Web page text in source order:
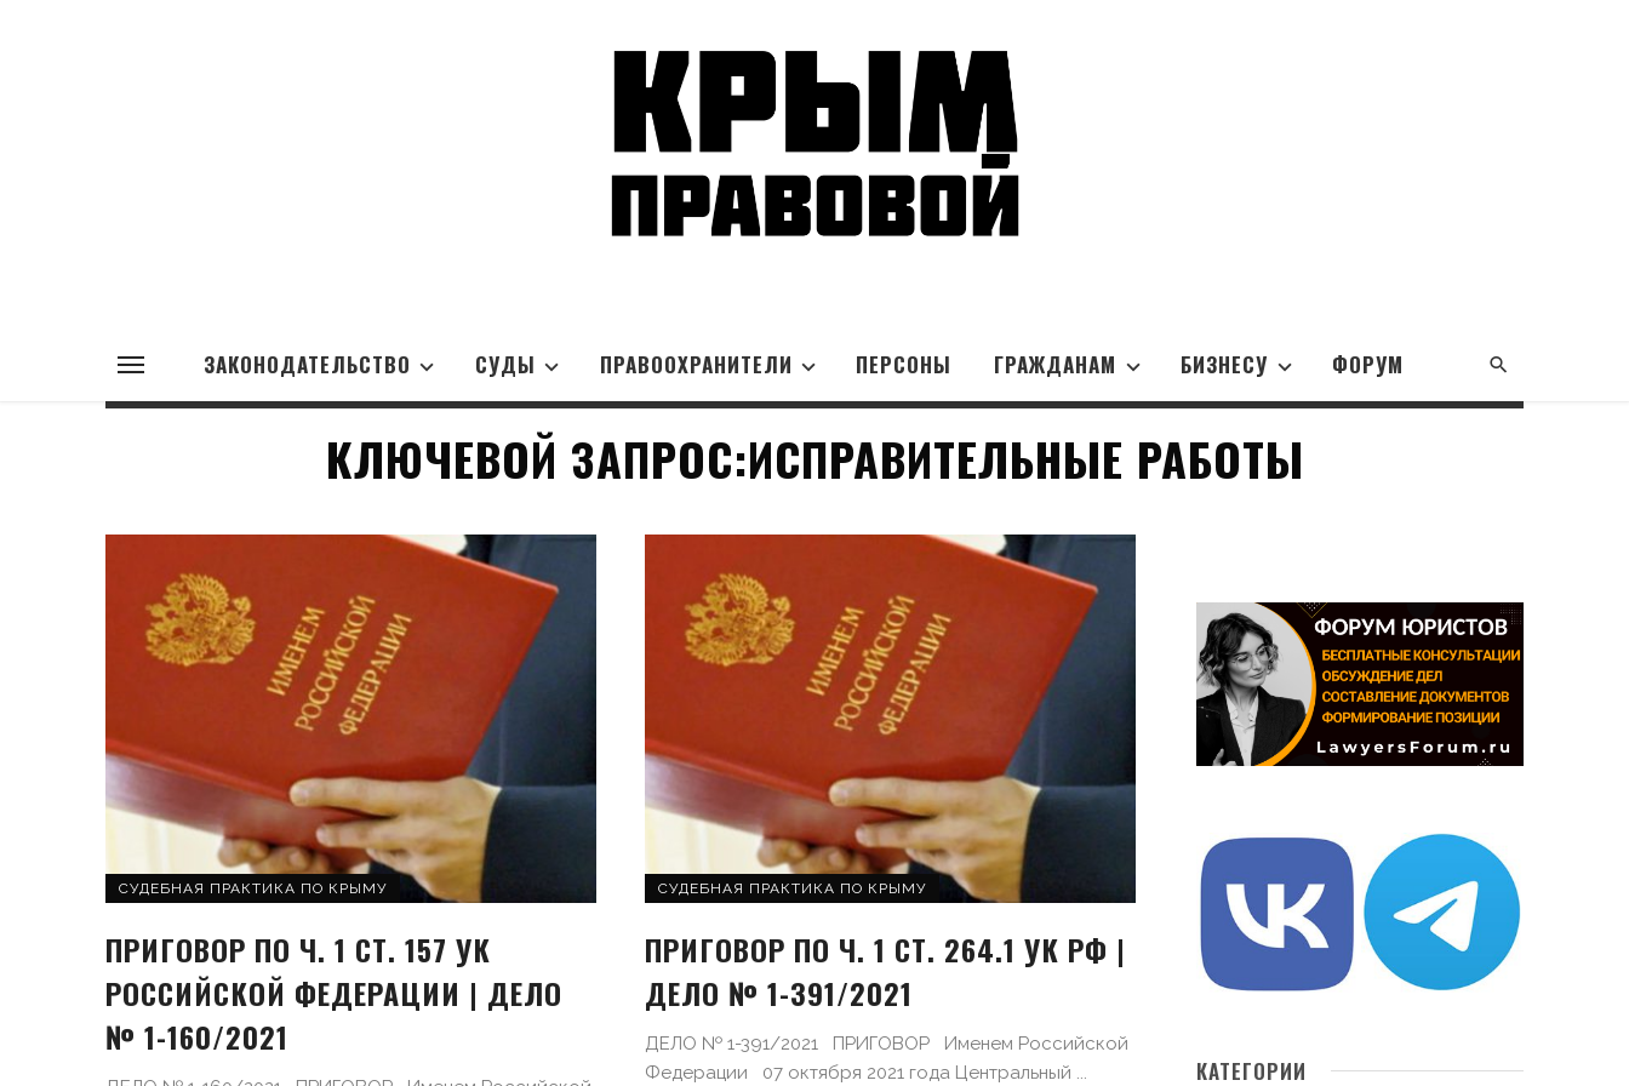
ЗАКОНОДАТЕЛЬСТВО СУДЫ ПРАВООХРАНИТЕЛИ ПЕРСОНЫ ГРАЖДАНАМ БИЗНЕСУ ФОРУМ
КЛЮЧЕВОЙ ЗАПРОС:ИСПРАВИТЕЛЬНЫЕ РАБОТЫ
СУДЕБНАЯ ПРАКТИКА ПО КРЫМУ
ПРИГОВОР ПО Ч. 1 СТ. 157 УК
РОССИЙСКОЙ ФЕДЕРАЦИИ | ДЕЛО
№ 1-160/2021
СУДЕБНАЯ ПРАКТИКА ПО КРЫМУ
ПРИГОВОР ПО Ч. 1 СТ. 264.1 УК РФ |
ДЕЛО № 1-391/2021
ДЕЛО № 1-391/2021 ПРИГОВОР Именем Российской
Федерации 07 октября 2021 года Центральный ...
КАТЕГОРИИ